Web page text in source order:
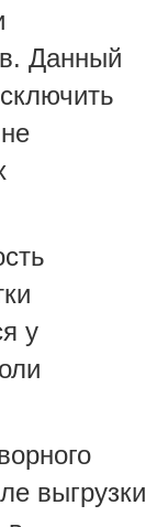
Данный
у
выгрузки